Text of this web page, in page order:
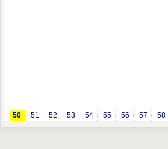
50 51 52 53 54 55 56 57 58